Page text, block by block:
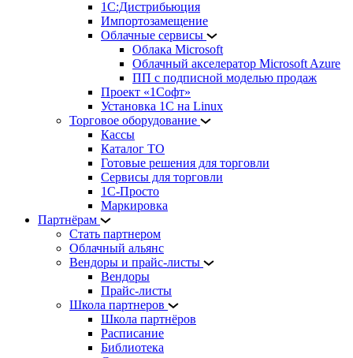
1С:Дистрибьюция
Импортозамещение
Облачные сервисы
Облака Microsoft
Облачный акселератор Microsoft Azure
ПП с подписной моделью продаж
Проект «1Софт»
Установка 1С на Linux
Торговое оборудование
Кассы
Каталог ТО
Готовые решения для торговли
Сервисы для торговли
1С-Просто
Маркировка
Партнёрам
Стать партнером
Облачный альянс
Вендоры и прайс-листы
Вендоры
Прайс-листы
Школа партнеров
Школа партнёров
Расписание
Библиотека